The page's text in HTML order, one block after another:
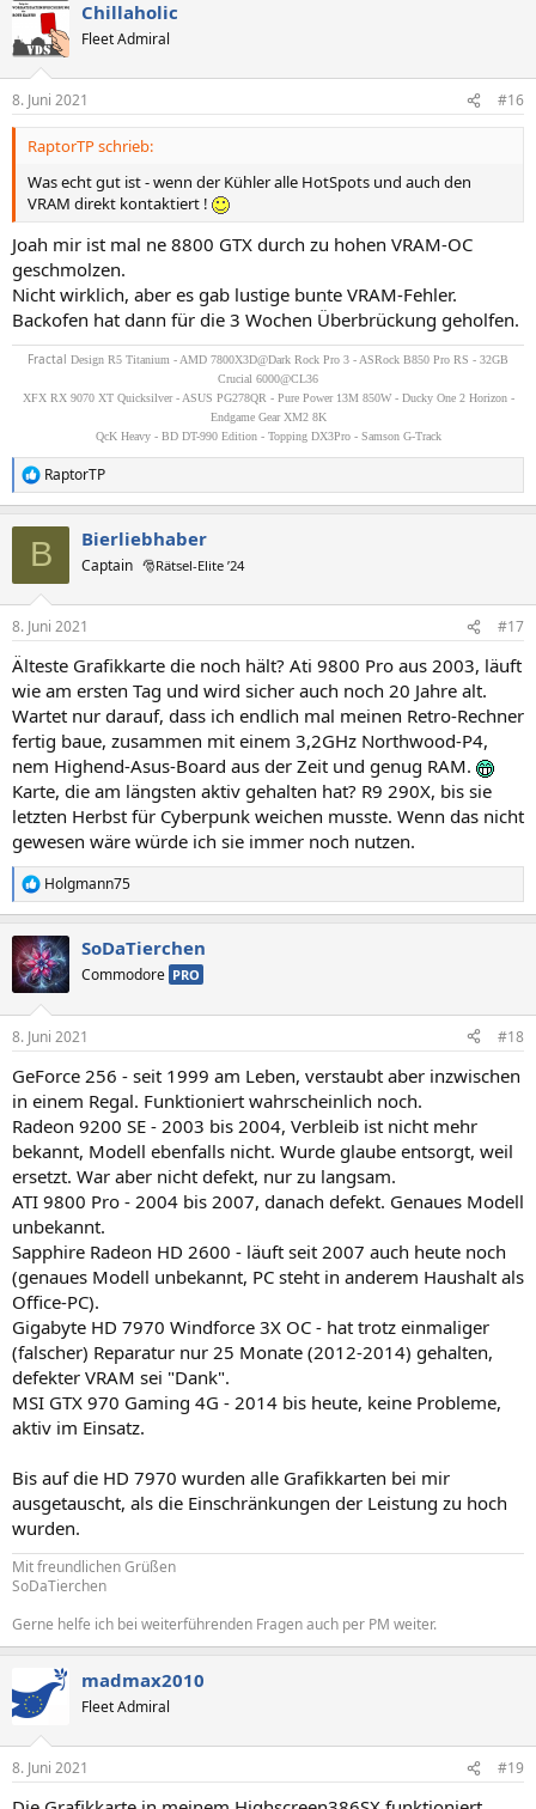
Chillaholic
Fleet Admiral
8. Juni 2021 #16
RaptorTP schrieb:
Was echt gut ist - wenn der Kühler alle HotSpots und auch den
VRAM direkt kontaktiert !
Joah mir ist mal ne 8800 GTX durch zu hohen VRAM-OC
geschmolzen.
Nicht wirklich, aber es gab lustige bunte VRAM-Fehler.
Backofen hat dann für die 3 Wochen Überbrückung geholfen.
Fractal Design R5 Titanium - AMD 7800X3D@Dark Rock Pro 3 - ASRock B850 Pro RS - 32GB
Crucial 6000@CL36
XFX RX 9070 XT Quicksilver - ASUS PG278QR - Pure Power 13M 850W - Ducky One 2 Horizon -
Endgame Gear XM2 8K
QcK Heavy - BD DT-990 Edition - Topping DX3Pro - Samson G-Track
R
e
e
:
RaptorTP
B Bierliebhaber
Captain 🎅Rätsel-Elite ’24
8. Juni 2021 #17
Älteste Grafikkarte die noch hält? Ati 9800 Pro aus 2003, läuft
wie am ersten Tag und wird sicher auch noch 20 Jahre alt.
Wartet nur darauf, dass ich endlich mal meinen Retro-Rechner
fertig baue, zusammen mit einem 3,2GHz Northwood-P4,
nem Highend-Asus-Board aus der Zeit und genug RAM.
Karte, die am längsten aktiv gehalten hat? R9 290X, bis sie
letzten Herbst für Cyberpunk weichen musste. Wenn das nicht
gewesen wäre würde ich sie immer noch nutzen.
R
e
k
t
i
e
:
Holgmann75
SoDaTierchen
Commodore PRO
8. Juni 2021 #18
GeForce 256 - seit 1999 am Leben, verstaubt aber inzwischen
in einem Regal. Funktioniert wahrscheinlich noch.
Radeon 9200 SE - 2003 bis 2004, Verbleib ist nicht mehr
bekannt, Modell ebenfalls nicht. Wurde glaube entsorgt, weil
ersetzt. War aber nicht defekt, nur zu langsam.
ATI 9800 Pro - 2004 bis 2007, danach defekt. Genaues Modell
unbekannt.
Sapphire Radeon HD 2600 - läuft seit 2007 auch heute noch
(genaues Modell unbekannt, PC steht in anderem Haushalt als
Office-PC).
Gigabyte HD 7970 Windforce 3X OC - hat trotz einmaliger
(falscher) Reparatur nur 25 Monate (2012-2014) gehalten,
defekter VRAM sei "Dank".
MSI GTX 970 Gaming 4G - 2014 bis heute, keine Probleme,
aktiv im Einsatz.
Bis auf die HD 7970 wurden alle Grafikkarten bei mir
ausgetauscht, als die Einschränkungen der Leistung zu hoch
wurden.
Mit freundlichen Grüßen
SoDaTierchen
Gerne helfe ich bei weiterführenden Fragen auch per PM weiter.
madmax2010
Fleet Admiral
8. Juni 2021 #19